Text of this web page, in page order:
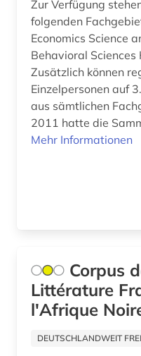
enzym (1)
ernährung (1)
Zur Verfügung
folgenden Fachgebieten:
Economics Science
Behavioral
Zusätzlich können
Einzelpersonen auf
aus sämtlichen
2011 hatte die
Mehr Informationen
Corpus
Littérature
l'Afrique
DEUTSCHLANDWEIT